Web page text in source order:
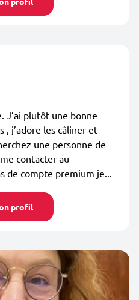
J’ai plutôt une bonne
, j’adore les câliner et
une personne de
contacter au
de compte premium je...
profil